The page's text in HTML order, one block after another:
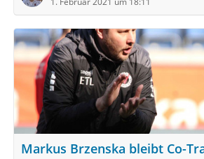
Markus Brzenska bleibt Co-